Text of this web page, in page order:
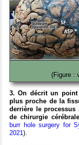
(Figure :
3. On décrit un
plus proche de la
derrière le
de chirurgie
burr hole surgery for
2021 ).